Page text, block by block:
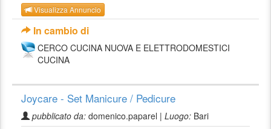
Visualizza Annuncio
In cambio di
CERCO CUCINA NUOVA E ELETTRODOMESTICI
CUCINA
Joycare - Set Manicure / Pedicure
pubblicato da: domenico.paparel | Luogo: Bari